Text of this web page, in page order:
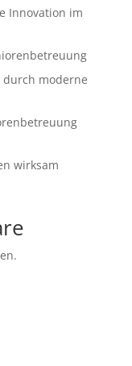
Innovation im
durch moderne
wirksam